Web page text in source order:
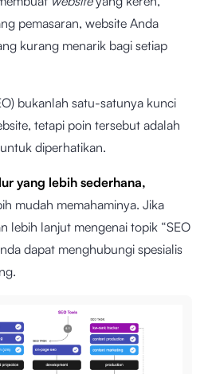
pemasaran, website Anda
kurang menarik bagi setiap
bukanlah satu-satunya kunci
tetapi poin tersebut adalah
diperhatikan.
yang lebih sederhana,
mudah memahaminya. Jika
lebih lanjut mengenai topik “SEO
dapat menghubungi spesialis